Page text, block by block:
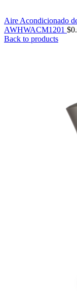
Aire Acondicionado
AWHWACM1201 $
Back to products